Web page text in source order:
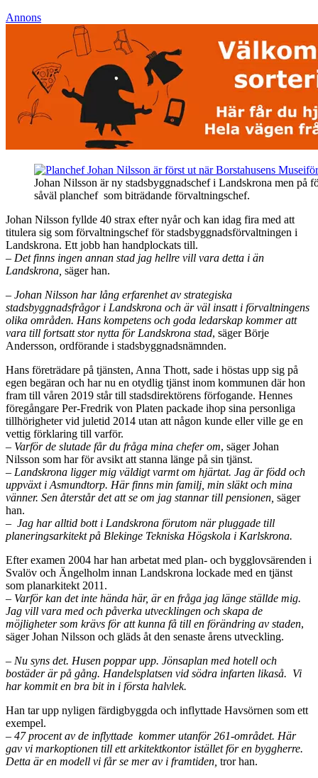
Annons
Johan Nilsson är ny stadsbyggnadschef i Landskrona men på
såväl planchef som biträdande förvaltningschef.
Johan Nilsson fyllde 40 strax efter nyår och kan idag fira med att
titulera sig som förvaltningschef för stadsbyggnadsförvaltningen i
Landskrona. Ett jobb han handplockats till.
– Det finns ingen annan stad jag hellre vill vara detta i än
Landskrona, säger han.
– Johan Nilsson har lång erfarenhet av strategiska
stadsbyggnadsfrågor i Landskrona och är väl insatt i förvaltningens
olika områden. Hans kompetens och goda ledarskap kommer att
vara till fortsatt stor nytta för Landskrona stad, säger Börje
Andersson, ordförande i stadsbyggnadsnämnden.
Hans företrädare på tjänsten, Anna Thott, sade i höstas upp sig på
egen begäran och har nu en otydlig tjänst inom kommunen där hon
fram till våren 2019 står till stadsdirektörens förfogande. Hennes
föregångare Per-Fredrik von Platen packade ihop sina personliga
tillhörigheter vid juletid 2014 utan att någon kunde eller ville ge en
vettig förklaring till varför.
– Varför de slutade får du fråga mina chefer om, säger Johan
Nilsson som har för avsikt att stanna länge på sin tjänst.
– Landskrona ligger mig väldigt varmt om hjärtat. Jag är född och
uppväxt i Asmundtorp. Här finns min familj, min släkt och mina
vänner. Sen återstår det att se om jag stannar till pensionen, säger
han.
– Jag har alltid bott i Landskrona förutom när pluggade till
planeringsarkitekt på Blekinge Tekniska Högskola i Karlskrona.
Efter examen 2004 har han arbetat med plan- och bygglovsärenden i
Svalöv och Ängelholm innan Landskrona lockade med en tjänst
som planarkitekt 2011.
– Varför kan det inte hända här, är en fråga jag länge ställde mig.
Jag vill vara med och påverka utvecklingen och skapa de
möjligheter som krävs för att kunna få till en förändring av staden,
säger Johan Nilsson och gläds åt den senaste årens utveckling.
– Nu syns det. Husen poppar upp. Jönsaplan med hotell och
bostäder är på gång. Handelsplatsen vid södra infarten likaså. Vi
har kommit en bra bit in i första halvlek.
Han tar upp nyligen färdigbyggda och inflyttade Havsörnen som ett
exempel.
– 47 procent av de inflyttade kommer utanför 261-området. Här
gav vi markoptionen till ett arkitektkontor istället för en byggherre.
Detta är en modell vi får se mer av i framtiden, tror han.